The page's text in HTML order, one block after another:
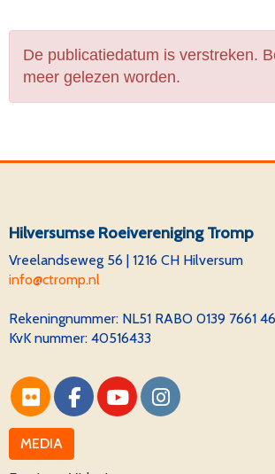
De publicatiedatum is verstreken.
meer gelezen worden.
Hilversumse Roeivereniging Tromp
Vreelandseweg 56 | 1216 CH Hilversum
ofni@ctromp.nl
Rekeningnummer: NL51 RABO 0139 7661 46
KvK nummer: 40516433
MEDIA